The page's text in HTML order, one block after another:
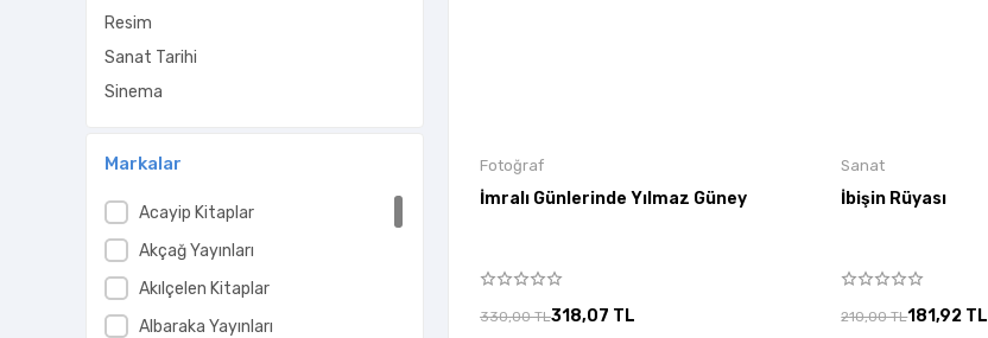
Resim
Sanat Tarihi
Sinema
Markalar
Acayip Kitaplar
Akçağ Yayınları
Akılçelen Kitaplar
Albaraka Yayınları
Fotoğraf
İmralı Günlerinde Yılmaz Güney
330,00 TL318,07 TL
Sanat
İbişin Rüyası
210,00 TL181,92 TL